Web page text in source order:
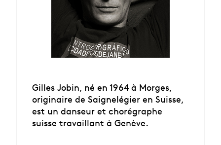
Gilles Jobin, né en 1964 à Morges,
originaire de Saignelégier en Suisse,
est un danseur et chorégraphe
suisse travaillant à Genève.